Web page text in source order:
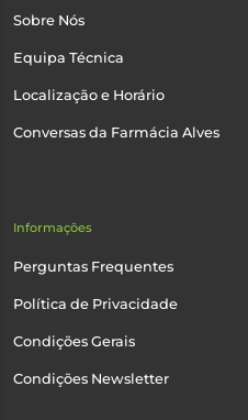
Sobre Nós
Equipa Técnica
Localização e Horário
Conversas da Farmácia Alves
Informações
Perguntas Frequentes
Política de Privacidade
Condições Gerais
Condições Newsletter